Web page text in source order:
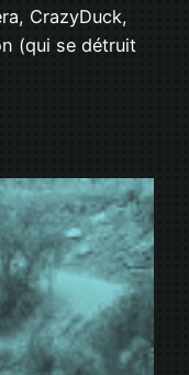
CrazyDuck,
(qui se détruit